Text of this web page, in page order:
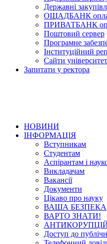
Державні
ОЩАДБАНК
ПРИВАТБАНК
Поштовий сервер
Програмне
Інституційний
Сайти
Запитати у ректора
НОВИНИ
ІНФОРМАЦІЯ
Вступникам
Студентам
Аспірантам і
Викладачам
Вакансії
Документи
Цікаво про науку
ВАША БЕЗПЕКА
ВАРТО ЗНАТИ!
Доступ до